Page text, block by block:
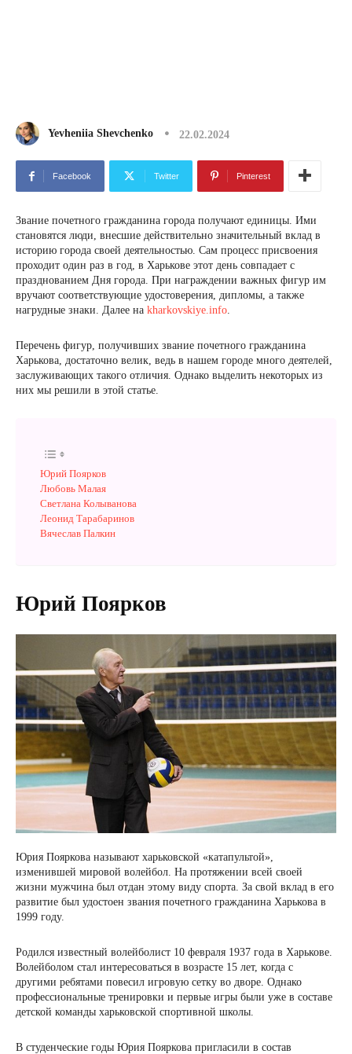
Yevheniia Shevchenko 22.02.2024
Facebook Twitter Pinterest
Звание почетного гражданина города получают единицы. Ими
становятся люди, внесшие действительно значительный вклад в
историю города своей деятельностью. Сам процесс присвоения
проходит один раз в год, в Харькове этот день совпадает с
празднованием Дня города. При награждении важных фигур им
вручают соответствующие удостоверения, дипломы, а также
нагрудные знаки. Далее на kharkovskiye.info.
Перечень фигур, получивших звание почетного гражданина
Харькова, достаточно велик, ведь в нашем городе много деятелей,
заслуживающих такого отличия. Однако выделить некоторых из
них мы решили в этой статье.
Юрий Поярков
Любовь Малая
Светлана Колыванова
Леонид Тарабаринов
Вячеслав Палкин
Юрий Поярков
Юрия Пояркова называют харьковской «катапультой»,
изменившей мировой волейбол. На протяжении всей своей
жизни мужчина был отдан этому виду спорта. За свой вклад в его
развитие был удостоен звания почетного гражданина Харькова в
1999 году.
Родился известный волейболист 10 февраля 1937 года в Харькове.
Волейболом стал интересоваться в возрасте 15 лет, когда с
другими ребятами повесил игровую сетку во дворе. Однако
профессиональные тренировки и первые игры были уже в составе
детской команды харьковской спортивной школы.
В студенческие годы Юрия Пояркова пригласили в состав